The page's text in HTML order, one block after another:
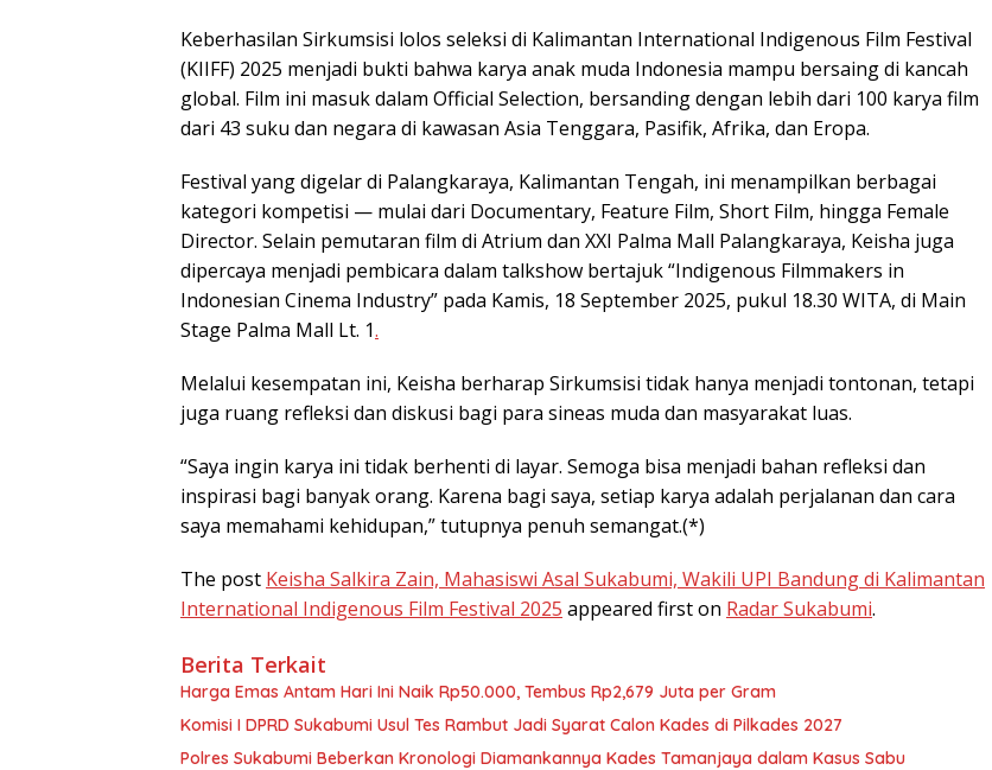
Keberhasilan Sirkumsisi lolos seleksi di Kalimantan International Indigenous Film Festival
(KIIFF) 2025 menjadi bukti bahwa karya anak muda Indonesia mampu bersaing di kancah
global. Film ini masuk dalam Official Selection, bersanding dengan lebih dari 100 karya film
dari 43 suku dan negara di kawasan Asia Tenggara, Pasifik, Afrika, dan Eropa.
Festival yang digelar di Palangkaraya, Kalimantan Tengah, ini menampilkan berbagai
kategori kompetisi — mulai dari Documentary, Feature Film, Short Film, hingga Female
Director. Selain pemutaran film di Atrium dan XXI Palma Mall Palangkaraya, Keisha juga
dipercaya menjadi pembicara dalam talkshow bertajuk “Indigenous Filmmakers in
Indonesian Cinema Industry” pada Kamis, 18 September 2025, pukul 18.30 WITA, di Main
Stage Palma Mall Lt. 1.
Melalui kesempatan ini, Keisha berharap Sirkumsisi tidak hanya menjadi tontonan, tetapi
juga ruang refleksi dan diskusi bagi para sineas muda dan masyarakat luas.
“Saya ingin karya ini tidak berhenti di layar. Semoga bisa menjadi bahan refleksi dan
inspirasi bagi banyak orang. Karena bagi saya, setiap karya adalah perjalanan dan cara
saya memahami kehidupan,” tutupnya penuh semangat.(*)
The post Keisha Salkira Zain, Mahasiswi Asal Sukabumi, Wakili UPI Bandung di Kalimantan
International Indigenous Film Festival 2025 appeared first on Radar Sukabumi.
Berita Terkait
Harga Emas Antam Hari Ini Naik Rp50.000, Tembus Rp2,679 Juta per Gram
Komisi I DPRD Sukabumi Usul Tes Rambut Jadi Syarat Calon Kades di Pilkades 2027
Polres Sukabumi Beberkan Kronologi Diamankannya Kades Tamanjaya dalam Kasus Sabu